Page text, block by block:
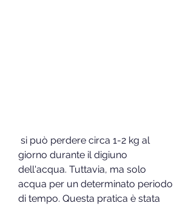
giorno durante il digiuno
dell'acqua. Tuttavia, ma solo
acqua per un determinato periodo
di tempo. Questa pratica è stata